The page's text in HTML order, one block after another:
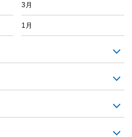
3月
1月